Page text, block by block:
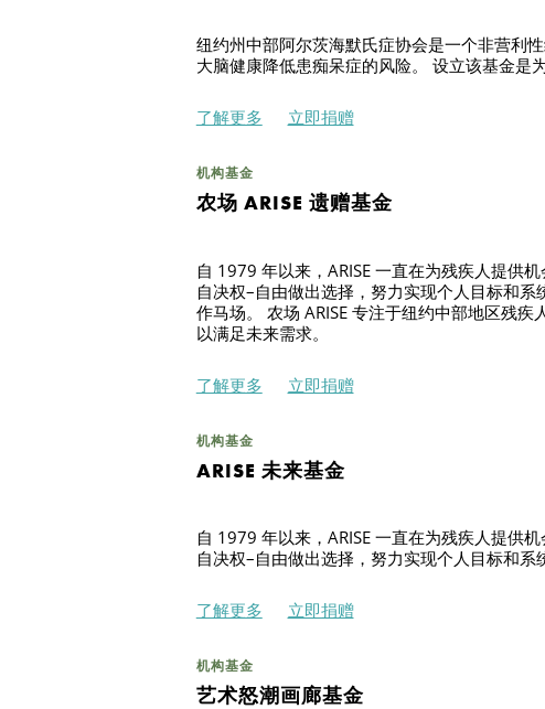
纽约州中部阿尔茨海默氏症协会是一个非营利
大脑健康降低患痴呆症的风险。 设立该基金是
了解更多 立即捐赠
机构基金
农场 ARISE 遗赠基金
自 1979 年以来，ARISE 一直在为残疾人提供
自决权–自由做出选择，努力实现个人目标和
作马场。 农场 ARISE 专注于纽约中部地区残
以满足未来需求。
了解更多 立即捐赠
机构基金
ARISE 未来基金
自 1979 年以来，ARISE 一直在为残疾人提供
自决权–自由做出选择，努力实现个人目标和
了解更多 立即捐赠
机构基金
艺术怒潮画廊基金